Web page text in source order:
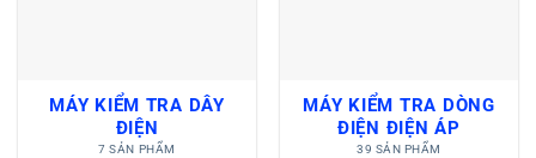
MÁY KIỂM TRA DÂY
ĐIỆN
7 SẢN PHẨM
MÁY KIỂM TRA DÒNG
ĐIỆN ĐIỆN ÁP
39 SẢN PHẨM